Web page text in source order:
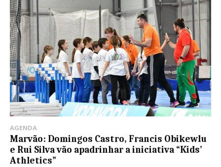
AGENDA
Marvão: Domingos Castro, Francis Obikewlu
e Rui Silva vão apadrinhar a iniciativa “Kids’
Athletics”